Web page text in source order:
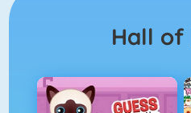
Hall of